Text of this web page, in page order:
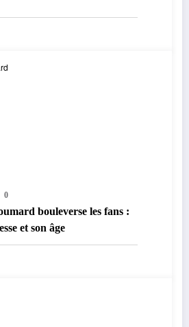
0
bouleverse les fans :
et son âge